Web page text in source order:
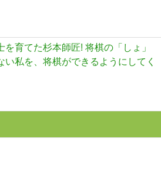
を育てた杉本師匠! 将棋の「しょ」
い私を、将棋ができるようにしてく